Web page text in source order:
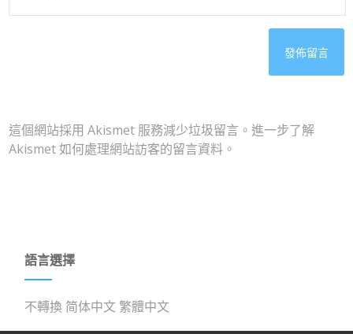
這個網站採用 Akismet 服務減少垃圾留言。進一步了解
Akismet 如何處理網站訪客的留言資料 。
語言選擇
不轉換 简体中文 繁體中文